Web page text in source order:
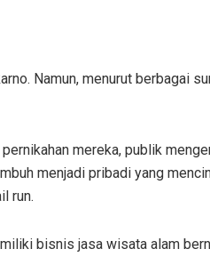
Namun, menurut berbagai
mereka, publik
menjadi pribadi yang
run.
bisnis jasa wisata alam